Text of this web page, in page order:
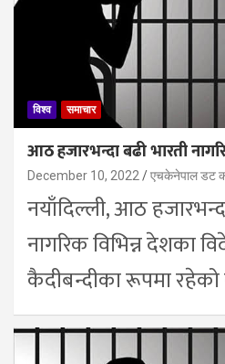
विश्व समाचार
आठ हजारभन्दा बढी भारती
December 10, 2022 एचकेनेपाल डट
नयाँदिल्ली, आठ
नागरिक विभिन्न देशका
कैदीबन्दीका रूपमा